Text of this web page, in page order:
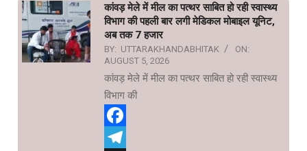
कांवड़ मेले में मील का पत्थर साबित हो रही स्वास्थ्य
विभाग की पहली बार लगी मेडिकल मोबाइल यूनिट,
अब तक 7 हजार
BY: UTTARAKHANDABHITAK
ON:
AUGUST 5, 2026
कांवड़ मेले में मील का पत्थर साबित हो रही स्वास्थ्य
विभाग की
Facebook